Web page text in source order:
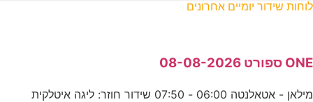
לוחות שידור יומיים אחרונים
ONE ספורט 08-08-2026
מילאן - אטאלנטה 06:00 - 07:50 שידור חוזר: ליגה איטלקית